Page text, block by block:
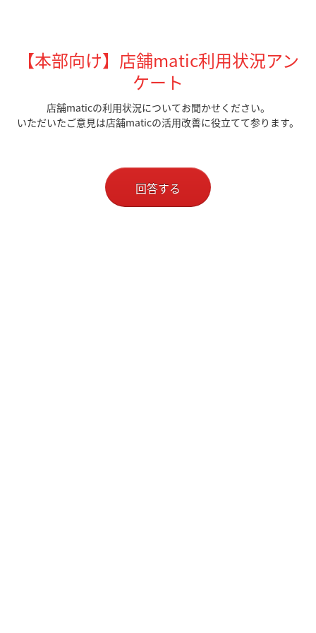
【本部向け】店舗matic利用状況アン
ケート
店舗maticの利用状況についてお聞かせください。
いただいたご意見は店舗maticの活用改善に役立てて参ります。
回答する